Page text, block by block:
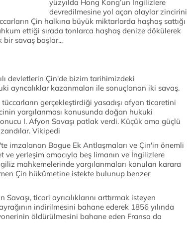
yüzyılda Hong Kong’un İngilizlere
devredilmesine yol açan olaylar zincirini
Çin halkına büyük miktarlarda haşhaş sattığı
ettiği sırada tonlarca haşhaş denize dökülerek
bir savaş başlar...
devletlerin Çin'de bizim tarihimizdeki
ayrıcalıklar kazanmaları ile sonuçlanan iki savaş.
gerçekleştirdiği yasadışı afyon ticaretini
yargılanması konusunda doğan hukuki
I. Afyon Savaşı patlak verdi. Küçük ama güçlü
Vikipedi
imzalanan Bogue Ek Antlaşmaları ve Çin'in önemli
yerleşim amacıyla beş limanın ve İngilizlere
mahkemelerinde yargılanmaları konuları karara
Çin hükümetine istekte bulunup benzer
ticari ayrıcılıklarını arttırmak isteyen
indirilmesini bahane ederek 1856 yılında
öldürülmesini bahane eden Fransa da